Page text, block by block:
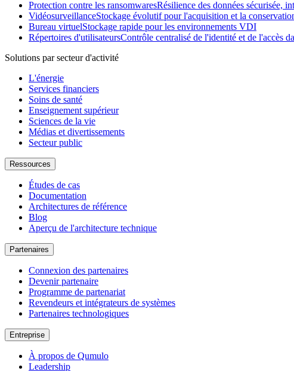
Protection contre les ransomwaresRésilience des données sécurisée,
VidéosurveillanceStockage évolutif pour l'acquisition et la
Bureau virtuelStockage rapide pour les environnements VDI
Répertoires d'utilisateursContrôle centralisé de l'identité et de l'accès
Solutions par secteur d'activité
L'énergie
Services financiers
Soins de santé
Enseignement supérieur
Sciences de la vie
Médias et divertissements
Secteur public
Ressources
Études de cas
Documentation
Architectures de référence
Blog
Aperçu de l'architecture technique
Partenaires
Connexion des partenaires
Devenir partenaire
Programme de partenariat
Revendeurs et intégrateurs de systèmes
Partenaires technologiques
Entreprise
À propos de Qumulo
Leadership